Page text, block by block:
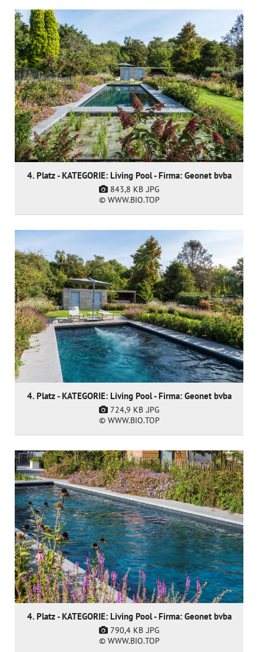
4. Platz - KATEGORIE: Living Pool - Firma: Geonet bvba
843,8 KB .JPG
© WWW.BIO.TOP
4. Platz - KATEGORIE: Living Pool - Firma: Geonet bvba
724,9 KB .JPG
© WWW.BIO.TOP
4. Platz - KATEGORIE: Living Pool - Firma: Geonet bvba
790,4 KB .JPG
© WWW.BIO.TOP